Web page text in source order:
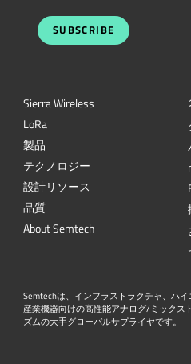
SUBSCRIBE
Sierra Wireless
LoRa
製品
テクノロジー
設計リソース
品質
About Semtech
Semtechは、インフラストラクチャ、ハイ
産業機器向けの高性能アナログ/ミックス
ズムの大手グローバルサプライヤです。